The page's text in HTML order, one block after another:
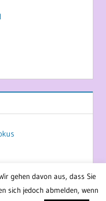
gehen davon aus, dass Sie
sich jedoch abmelden, wenn